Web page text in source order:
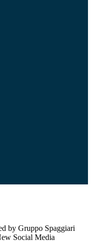
by Gruppo Spaggiari
Social Media